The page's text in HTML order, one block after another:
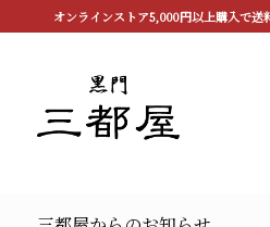
オンラインストア5,000円以上購入で